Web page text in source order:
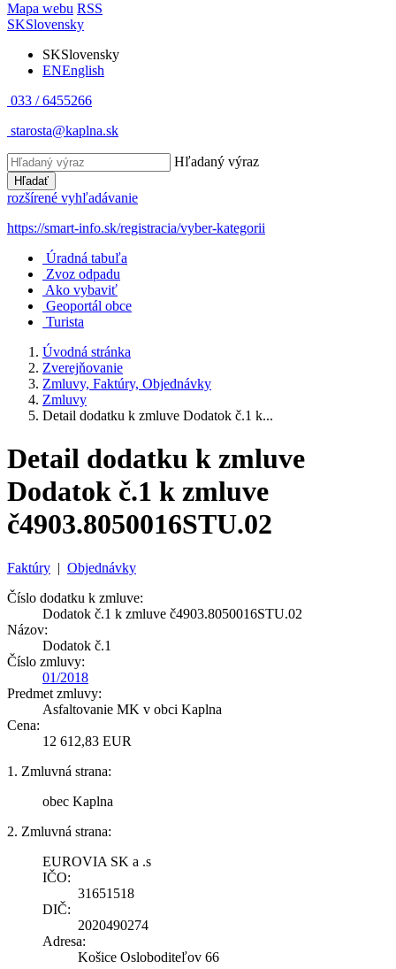
Mapa webu RSS
SKSlovensky
SKSlovensky
ENEnglish
033 / 6455266
starosta@kaplna.sk
Hľadaný výraz
Hľadať
rozšírené vyhľadávanie
https://smart-info.sk/registracia/vyber-kategorii
Úradná tabuľa
Zvoz odpadu
Ako vybaviť
Geoportál obce
Turista
Úvodná stránka
Zverejňovanie
Zmluvy, Faktúry, Objednávky
Zmluvy
Detail dodatku k zmluve Dodatok č.1 k...
Detail dodatku k zmluve
Dodatok č.1 k zmluve
č4903.8050016STU.02
Faktúry | Objednávky
Číslo dodatku k zmluve:
Dodatok č.1 k zmluve č4903.8050016STU.02
Názov:
Dodatok č.1
Číslo zmluvy:
01/2018
Predmet zmluvy:
Asfaltovanie MK v obci Kaplna
Cena:
12 612,83 EUR
1. Zmluvná strana:
obec Kaplna
2. Zmluvná strana:
EUROVIA SK a .s
IČO:
31651518
DIČ:
2020490274
Adresa:
Košice Osloboditeľov 66